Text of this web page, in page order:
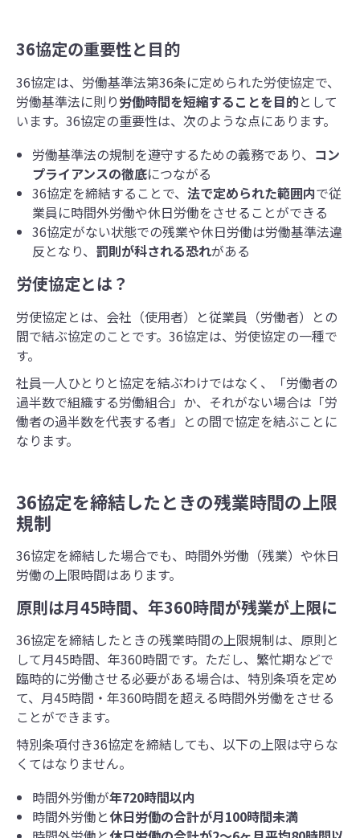
36協定の重要性と目的
36協定は、労働基準法第36条に定められた労使協定で、
労働基準法に則り労働時間を短縮することを目的として
います。36協定の重要性は、次のような点にあります。
労働基準法の規制を遵守するための義務であり、 コン
プライアンスの徹底につながる
36協定を締結することで、 法で定められた範囲内で従
業員に時間外労働や休日労働をさせることができる
36協定がない状態での残業や休日労働は労働基準法違
反となり、 罰則が科される恐れがある
労使協定とは？
労使協定とは、会社（使用者）と従業員（労働者）との
間で結ぶ協定のことです。36協定は、労使協定の一種で
す。
社員一人ひとりと協定を結ぶわけではなく、「労働者の
過半数で組織する労働組合」か、それがない場合は「労
働者の過半数を代表する者」との間で協定を結ぶことに
なります。
36協定を締結したときの残業時間の上限
規制
36協定を締結した場合でも、時間外労働（残業）や休日
労働の上限時間はあります。
原則は月45時間、年360時間が残業が上限に
36協定を締結したときの残業時間の上限規制は、原則と
して月45時間、年360時間です。ただし、繁忙期などで
臨時的に労働させる必要がある場合は、特別条項を定め
て、月45時間・年360時間を超える時間外労働をさせる
ことができます。
特別条項付き36協定を締結しても、以下の上限は守らな
くてはなりません。
時間外労働が年720時間以内
時間外労働と休⽇労働の合計が⽉100時間未満